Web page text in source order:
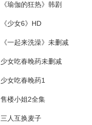
《瑜伽的狂热》韩剧
《少女6》HD
《一起来洗澡》未删减
少女吃春晚药未删减
少女吃春晚药1
售楼小姐2全集
三人互换麦子